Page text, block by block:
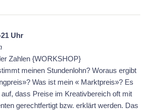
21 Uhr
Zahlen {WORKSHOP}
meinen Stundenlohn? Woraus ergibt
Was ist mein « Marktpreis»? Es
dass Preise im Kreativbereich oft mit
gerechtfertigt bzw. erklärt werden. Das